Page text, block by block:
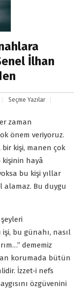
İlhan
Seçme Yazılar
zaman
önem veriyoruz.
kişi, manen çok
kişinin hayâ
bu kişi yıllar
alamaz. Bu duygu
işi, bu günahı, nasıl
dememiz
korumada bütün
İzzet-i nefs
özgüvenini